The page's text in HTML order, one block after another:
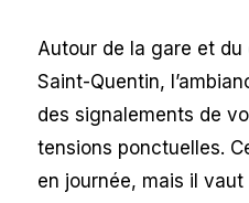
Autour de la gare et
Saint-Quentin,
des signalements de
tensions ponctuelles.
en journée, mais il